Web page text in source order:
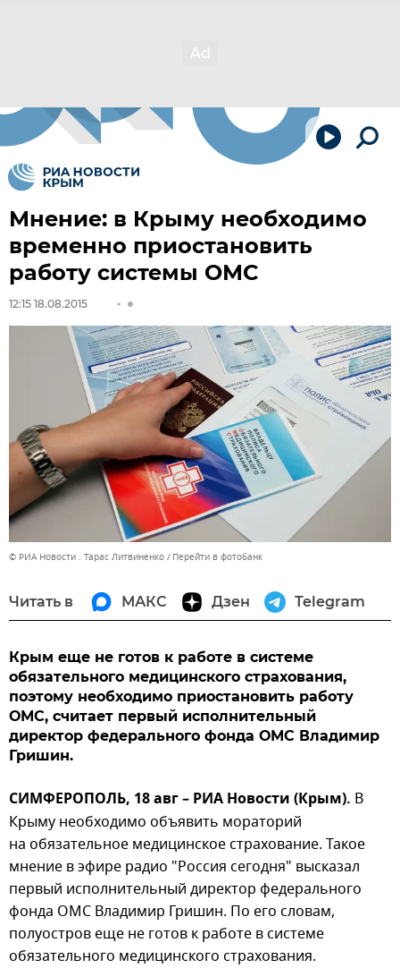
Мнение: в Крыму необходимо
временно приостановить
работу системы ОМС
12:15 18.08.2015
© РИА Новости . Тарас Литвиненко Перейти в фотобанк
Читать в МАКС Дзен Telegram
Крым еще не готов к работе в системе
обязательного медицинского страхования,
поэтому необходимо приостановить работу
ОМС, считает первый исполнительный
директор федерального фонда ОМС Владимир
Гришин.
СИМФЕРОПОЛЬ, 18 авг – РИА Новости (Крым). В
Крыму необходимо объявить мораторий
на обязательное медицинское страхование. Такое
мнение в эфире радио "Россия сегодня" высказал
первый исполнительный директор федерального
фонда ОМС Владимир Гришин. По его словам,
полуостров еще не готов к работе в системе
обязательного медицинского страхования.